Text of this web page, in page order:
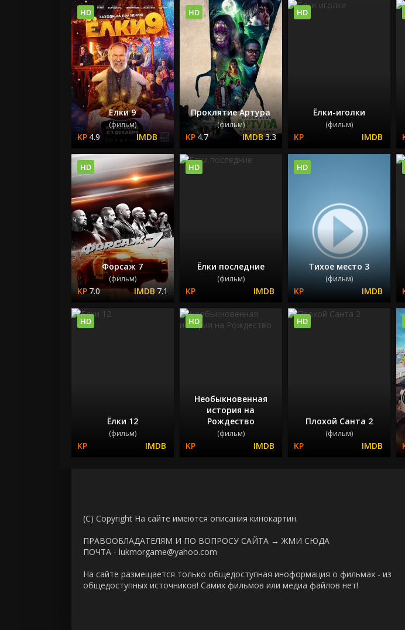
Елки 9
(фильм)
4.9 ---
HD
Проклятие Артура
(фильм)
4.7 3.3
HD
Ёлки-иголки
(фильм)
HD
Форсаж 7
(фильм)
7.0 7.1
HD
Ёлки последние
(фильм)
HD
Тихое место 3
(фильм)
HD
Ёлки 12
(фильм)
HD
Необыкновенная
история на
Рождество
(фильм)
HD
Плохой Санта 2
(фильм)
HD
(C) Copyright На сайте имеются описания кинокартин.
ПРАВООБЛАДАТЕЛЯМ И ПО ВОПРОСУ САЙТА → ЖМИ СЮДА
ПОЧТА - lukmorgame@yahoo.com
На сайте размещается только общедоступная иноформация о фильмах - из
общедоступных источников! Самих фильмов или медиа файлов нет!